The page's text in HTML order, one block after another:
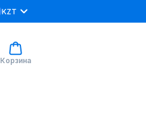
KZT
Корзина